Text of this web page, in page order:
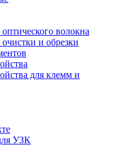
волокна
и обрезки
для клемм и
УЗК